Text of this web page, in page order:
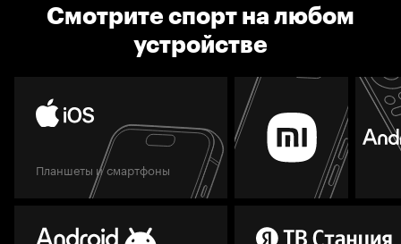
Смотрите спорт на любом
устройстве
Планшеты и смартфоны